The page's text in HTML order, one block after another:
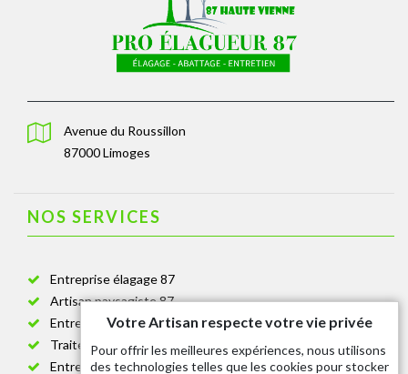
Avenue du Roussillon
87000 Limoges
NOS SERVICES
Entreprise élagage 87
Artisan paysagiste 87
Entreprise de jardinage 87
Traitement anti-chenille 87
Entreprise abattage arbre 87
Votre Artisan respecte votre vie privée
Pour offrir les meilleures expériences, nous utilisons
des technologies telles que les cookies pour stocker